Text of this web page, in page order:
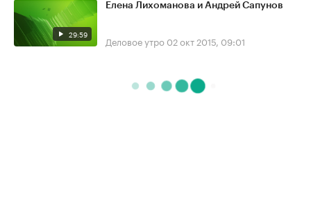
29:59
Елена Лихоманова и Андрей Сапунов
Деловое утро 02 окт 2015, 09:01